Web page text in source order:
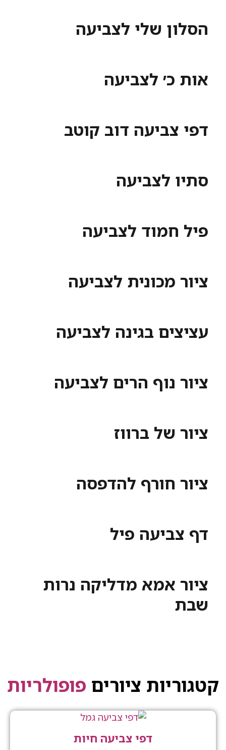
שלי לצביעה
לצביעה
דוב קוטב
לצביעה
לצביעה
מכונית לצביעה
בגינה לצביעה
נוף הרים לצביעה
של ברווז
חורף להדפסה
פיל
אמא מדליקה נרות
ציוריםפופולריות
דפי צביעה חיות